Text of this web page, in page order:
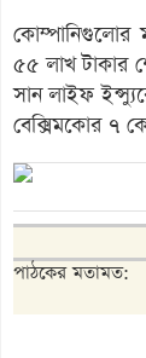
কোম্পানিগুলোর
৫৫ লাখ টাকার
সান লাইফ
বেক্সিমকোর ৭
পাঠকের মতামত: